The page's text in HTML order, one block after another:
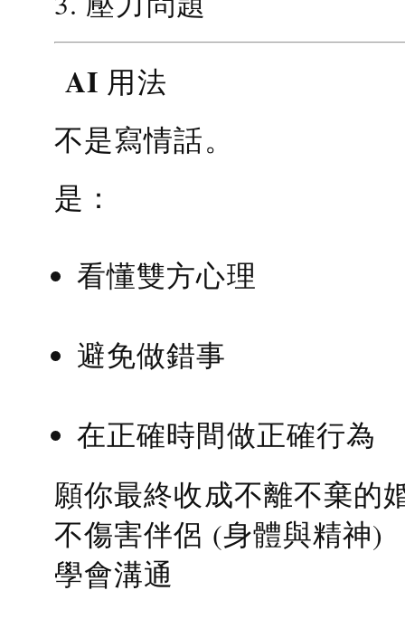
AI 用法
不是寫情話。
是：
看懂雙方心理
避免做錯事
在正確時間做正確行為
願你最終收成不離不棄的
不傷害伴侶 (身體與精神)
學會溝通